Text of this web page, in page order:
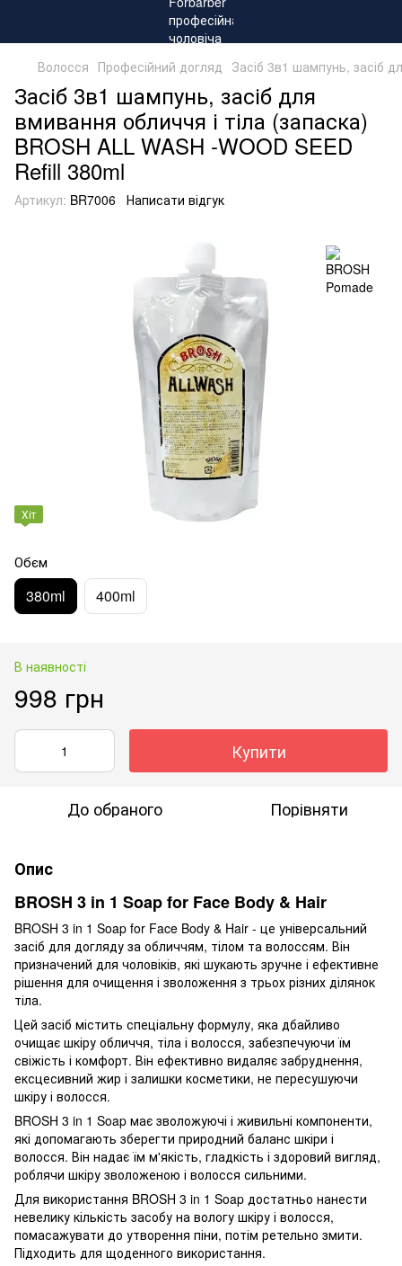
Волосся Професійний догляд Засіб 3в1 шампунь, засіб
Засіб 3в1 шампунь, засіб для
вмивання обличчя і тіла (запаска)
BROSH ALL WASH -WOOD SEED
Refill 380ml
Артикул: BR7006 Написати відгук
Хіт
Обєм
380ml 400ml
В наявності
998 грн
Купити
До обраного Порівняти
Опис
BROSH 3 in 1 Soap for Face Body & Hair
BROSH 3 in 1 Soap for Face Body & Hair - це універсальний
засіб для догляду за обличчям, тілом та волоссям. Він
призначений для чоловіків, які шукають зручне і ефективне
рішення для очищення і зволоження з трьох різних ділянок
тіла.
Цей засіб містить спеціальну формулу, яка дбайливо
очищає шкіру обличчя, тіла і волосся, забезпечуючи їм
свіжість і комфорт. Він ефективно видаляє забруднення,
ексцесивний жир і залишки косметики, не пересушуючи
шкіру і волосся.
BROSH 3 in 1 Soap має зволожуючі і живильні компоненти,
які допомагають зберегти природний баланс шкіри і
волосся. Він надає їм м'якість, гладкість і здоровий вигляд,
роблячи шкіру зволоженою і волосся сильними.
Для використання BROSH 3 in 1 Soap достатньо нанести
невелику кількість засобу на вологу шкіру і волосся,
помасажувати до утворення піни, потім ретельно змити.
Підходить для щоденного використання.